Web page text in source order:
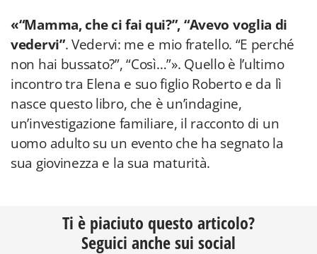
«“Mamma, che ci fai qui?”, “Avevo voglia di
vedervi”. Vedervi: me e mio fratello. “E perché
non hai bussato?”, “Così…”». Quello è l’ultimo
incontro tra Elena e suo figlio Roberto e da lì
nasce questo libro, che è un’indagine,
un’investigazione familiare, il racconto di un
uomo adulto su un evento che ha segnato la
sua giovinezza e la sua maturità.
Ti è piaciuto questo articolo?
Seguici anche sui social